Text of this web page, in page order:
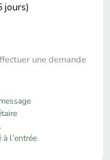
jours)
une demande
l’entrée